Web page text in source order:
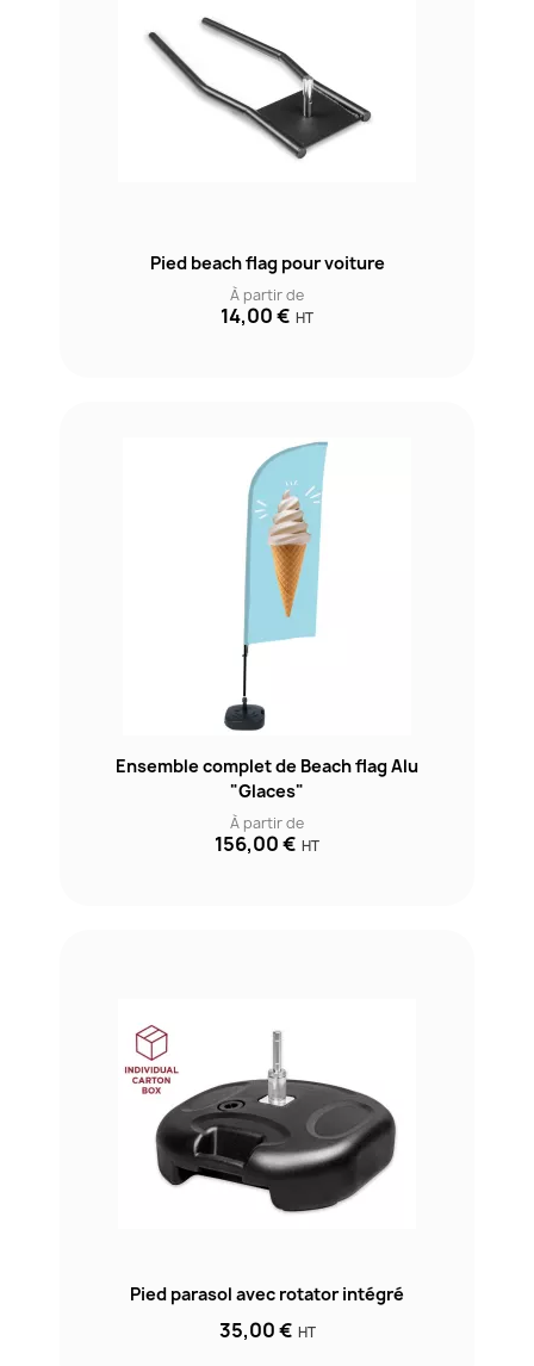
Pied beach flag pour voiture
À partir de
14,00 € HT
Ensemble complet de Beach flag Alu
"Glaces"
À partir de
156,00 € HT
Pied parasol avec rotator intégré
35,00 € HT